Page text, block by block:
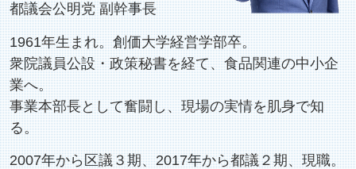
都議会公明党 副幹事長
1961年生まれ。創価大学経営学部卒。
衆院議員公設・政策秘書を経て、食品関連の中小企
業へ。
事業本部長として奮闘し、現場の実情を肌身で知
る。
2007年から区議３期、2017年から都議２期、現職。